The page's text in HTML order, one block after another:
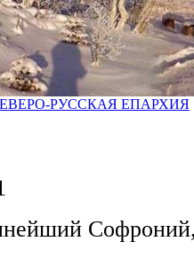
РУССКАЯ ЕПАРХИЯ